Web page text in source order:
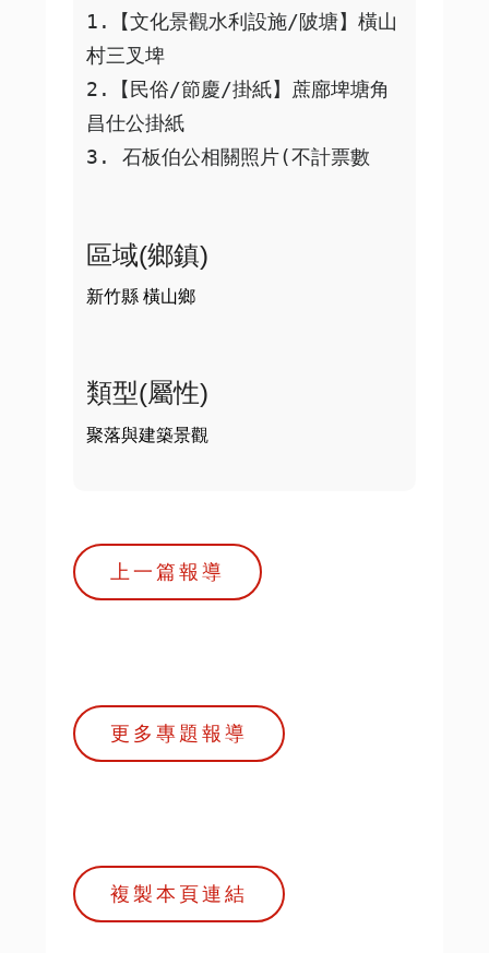
1.【文化景觀水利設施/陂塘】橫山
村三叉埤
2.【民俗/節慶/掛紙】蔗廍埤塘角
昌仕公掛紙
3. 石板伯公相關照片(不計票數
區域(鄉鎮)
新竹縣 橫山鄉
類型(屬性)
聚落與建築景觀
上一篇報導
更多專題報導
複製本頁連結